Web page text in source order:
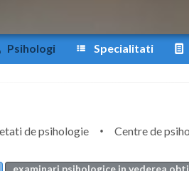
Psihologi Specialitati
de psihologie Centre de
examinari psihologice in vederea